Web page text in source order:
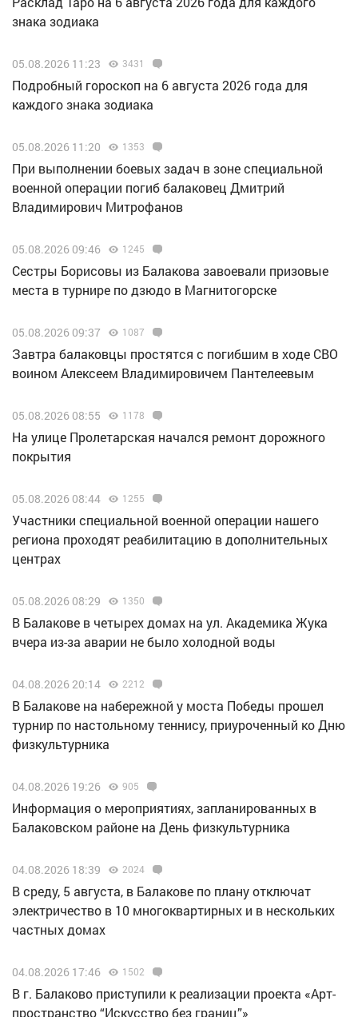
знака зодиака
05.08.2026 11:23 3431
Подробный гороскоп на 6 августа 2026 года для
каждого знака зодиака
05.08.2026 11:20 1353
При выполнении боевых задач в зоне специальной
военной операции погиб балаковец Дмитрий
Владимирович Митрофанов
05.08.2026 09:46 1245
Сестры Борисовы из Балакова завоевали призовые
места в турнире по дзюдо в Магнитогорске
05.08.2026 09:37 1087
Завтра балаковцы простятся с погибшим в ходе СВО
воином Алексеем Владимировичем Пантелеевым
05.08.2026 08:55 1178
На улице Пролетарская начался ремонт дорожного
покрытия
05.08.2026 08:44 1255
Участники специальной военной операции нашего
региона проходят реабилитацию в дополнительных
центрах
05.08.2026 08:29 1350
В Балакове в четырех домах на ул. Академика Жука
вчера из-за аварии не было холодной воды
04.08.2026 20:14 2212
В Балакове на набережной у моста Победы прошел
турнир по настольному теннису, приуроченный ко Дню
физкультурника
04.08.2026 19:26 905
Информация о мероприятиях, запланированных в
Балаковском районе на День физкультурника
04.08.2026 18:39 2024
В среду, 5 августа, в Балакове по плану отключат
электричество в 10 многоквартирных и в нескольких
частных домах
04.08.2026 17:46 1502
В г. Балаково приступили к реализации проекта «Арт-
пространство “Искусство без границ”»